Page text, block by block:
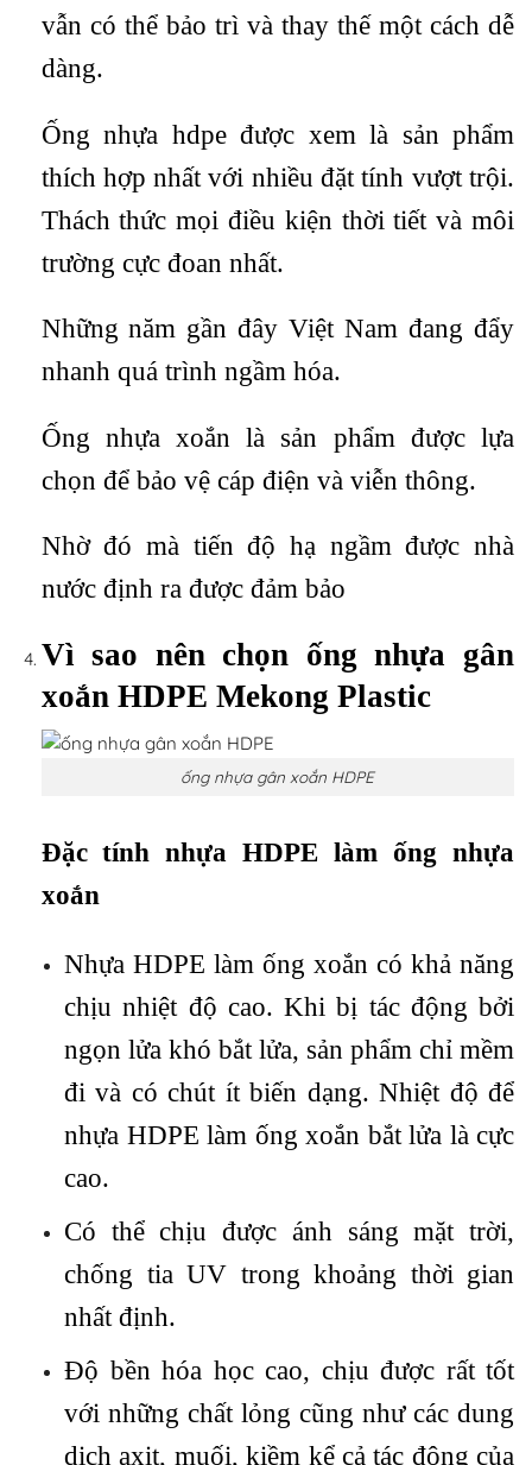
vẫn có thể bảo trì và thay thế một cách dễ
dàng.
Ống nhựa hdpe được xem là sản phẩm
thích hợp nhất với nhiều đặt tính vượt trội.
Thách thức mọi điều kiện thời tiết và môi
trường cực đoan nhất.
Những năm gần đây Việt Nam đang đẩy
nhanh quá trình ngầm hóa.
Ống nhựa xoắn là sản phẩm được lựa
chọn để bảo vệ cáp điện và viễn thông.
Nhờ đó mà tiến độ hạ ngầm được nhà
nước định ra được đảm bảo
Vì sao nên chọn ống nhựa gân
xoắn HDPE Mekong Plastic
ống nhựa gân xoắn HDPE
Đặc tính nhựa HDPE làm ống nhựa
xoắn
Nhựa HDPE làm ống xoắn có khả năng
chịu nhiệt độ cao. Khi bị tác động bởi
ngọn lửa khó bắt lửa, sản phẩm chỉ mềm
đi và có chút ít biến dạng. Nhiệt độ để
nhựa HDPE làm ống xoắn bắt lửa là cực
cao.
Có thể chịu được ánh sáng mặt trời,
chống tia UV trong khoảng thời gian
nhất định.
Độ bền hóa học cao, chịu được rất tốt
với những chất lỏng cũng như các dung
dịch axit, muối, kiềm kể cả tác động của